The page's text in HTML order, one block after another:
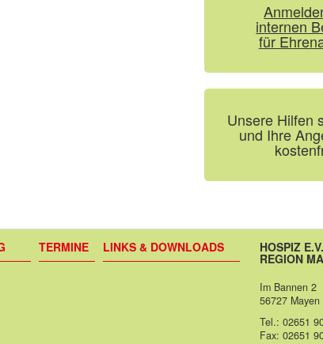
internen
für
Unsere Hilfen
und Ihre
TERMINE LINKS & DOWNLOADS HOSPIZ E.V.
REGION
Im Bannen 2
56727 Mayen
Tel.: 02651
Fax: 02651